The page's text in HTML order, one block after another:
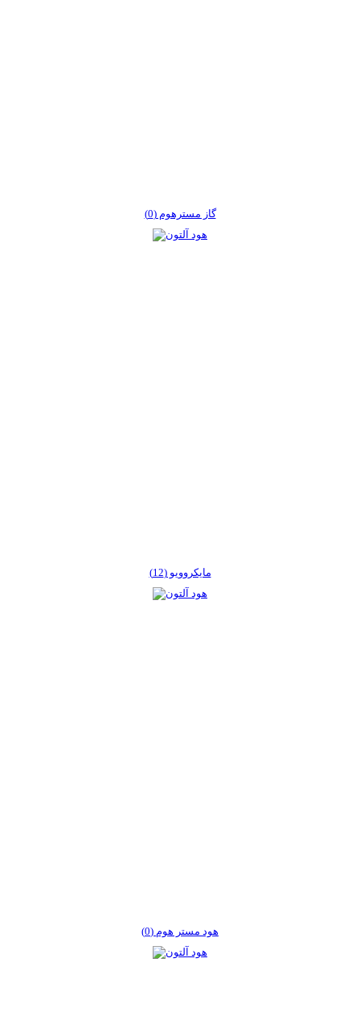
گاز مسترهوم (0)
مایکروویو (12)
هود مستر هوم (0)